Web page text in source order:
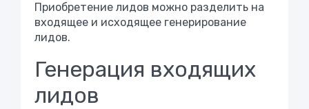
Приобретение лидов можно разделить на
входящее и исходящее генерирование
лидов.
Генерация входящих
лидов